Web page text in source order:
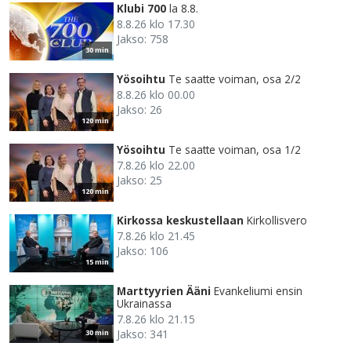
30 min
Klubi 700 la 8.8.
8.8.26 klo 17.30
Jakso: 758
120 min
Yösoihtu Te saatte voiman, osa 2/2
8.8.26 klo 00.00
Jakso: 26
120 min
Yösoihtu Te saatte voiman, osa 1/2
7.8.26 klo 22.00
Jakso: 25
15 min
Kirkossa keskustellaan Kirkollisvero
7.8.26 klo 21.45
Jakso: 106
30 min
Marttyyrien Ääni Evankeliumi ensin
Ukrainassa
7.8.26 klo 21.15
Jakso: 341